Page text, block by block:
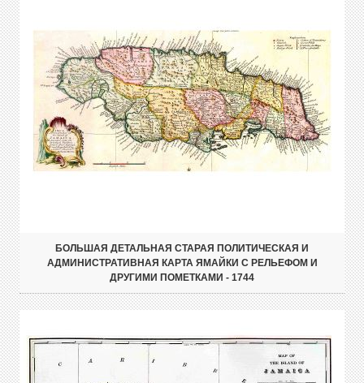
БОЛЬШАЯ ДЕТАЛЬНАЯ СТАРАЯ ПОЛИТИЧЕСКАЯ И
АДМИНИСТРАТИВНАЯ КАРТА ЯМАЙКИ С РЕЛЬЕФОМ И
ДРУГИМИ ПОМЕТКАМИ - 1744